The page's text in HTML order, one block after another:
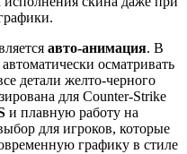
авто-анимация. В
осматривать
детали желто-черного
для Counter-Strike
и плавную работу на
для игроков, которые
графику в стиле